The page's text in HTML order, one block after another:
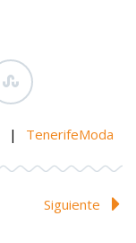
| TenerifeModa
Siguiente